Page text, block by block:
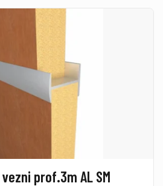
prof.3m AL SM